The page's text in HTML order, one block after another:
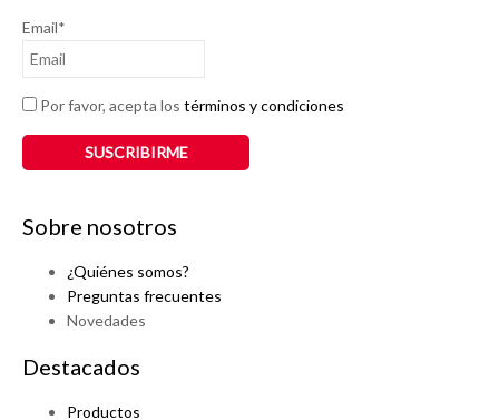
Email*
Por favor, acepta los términos y condiciones
Sobre nosotros
¿Quiénes somos?
Preguntas frecuentes
Novedades
Destacados
Productos